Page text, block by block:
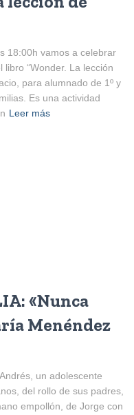
18:00h vamos a celebrar
“Wonder. La lección
para alumnado de 1º y
Es una actividad
Leer más
«Nunca
Menéndez
un adolescente
del rollo de sus padres,
empollón, de Jorge con